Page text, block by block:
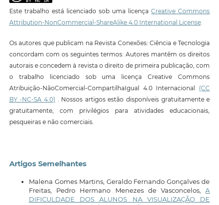
Este trabalho está licenciado sob uma licençaCreative Commons
Attribution-NonCommercial-ShareAlike 4.0 International License.
Os autores que publicam na Revista Conexões: Ciência e Tecnologia
concordam com os seguintes termos: Autores mantêm os direitos
autorais e concedem à revista o direito de primeira publicação, com
o trabalho licenciado sob uma licença Creative Commons
Atribuição-NãoComercial-CompartilhaIgual 4.0 Internacional (CC
BY -NC-SA 4.0) . Nossos artigos estão disponíveis gratuitamente e
gratuitamente, com privilégios para atividades educacionais,
pesqueiras e não comerciais.
Artigos Semelhantes
Malena Gomes Martins, Geraldo Fernando Gonçalves de
Freitas, Pedro Hermano Menezes de Vasconcelos,A
DIFICULDADE DOS ALUNOS NA VISUALIZAÇÃO DE